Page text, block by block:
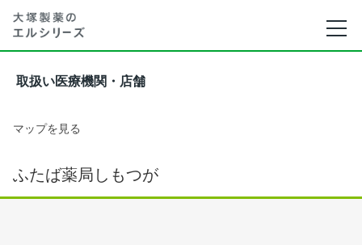
取扱い医療機関・店舗
マップを見る
ふたば薬局しもつが